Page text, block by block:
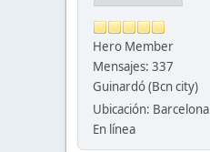
Hero Member
Mensajes: 337
Guinardó (Bcn city)
Ubicación: Barcelona
En línea